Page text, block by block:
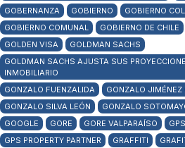
GOBERNANZA
GOBIERNO
GOBIERNO
GOBIERNO COMUNAL
GOBIERNO DE CHILE
GOLDEN VISA
GOLDMAN SACHS
GOLDMAN SACHS AJUSTA SUS
INMOBILIARIO
GONZALO FUENZALIDA
GONZALO JIMÉNEZ
GONZALO SILVA LEÓN
GONZALO
GOOGLE
GORE GORE VALPARAÍSO
GPS PROPERTY PARTNER
GRAFFITI